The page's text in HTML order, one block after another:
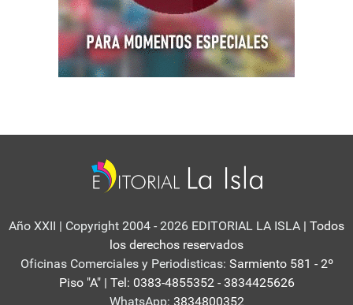
Año XXII | Copyright 2004 - 2026 EDITORIAL LA ISLA | Todos
los derechos reservados
Oficinas Comerciales y Periodisticas: Sarmiento 581 - 2º
Piso "A" | Tel: 0383-4855352 - 3834425626
WhatsApp: 3834800352